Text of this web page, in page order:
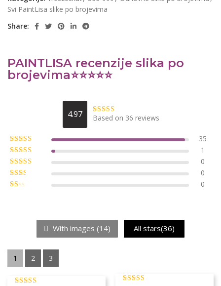
Svi PaintLisa slike po brojevima
Share:
PAINTLISA recenzije slika po
brojevima⭐️⭐️⭐️⭐️⭐️
4.97 Based on 36 reviews
35
1
0
0
0
With images (14) All stars(36)
1 2 3